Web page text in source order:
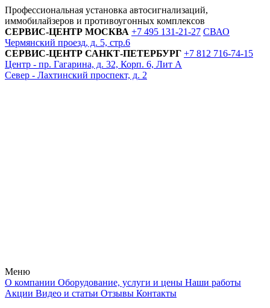
Профессиональная установка автосигнализаций,
иммобилайзеров и противоугонных комплексов
СЕРВИС-ЦЕНТР МОСКВА +7 495 131-21-27 СВАО
Чермянский проезд, д. 5, стр.6
СЕРВИС-ЦЕНТР САНКТ-ПЕТЕРБУРГ +7 812 716-74-15
Центр - пр. Гагарина, д. 32, Корп. 6, Лит А
Север - Лахтинский проспект, д. 2
Меню
О компании Оборудование, услуги и цены Наши работы
Акции Видео и статьи Отзывы Контакты